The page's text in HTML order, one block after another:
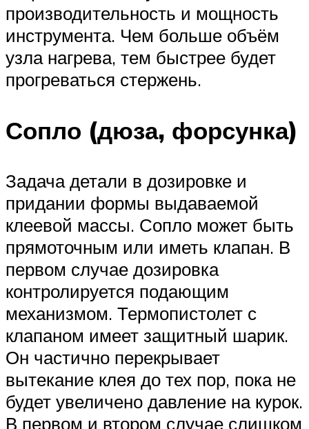
производительность и мощность
инструмента. Чем больше объём
узла нагрева, тем быстрее будет
прогреваться стержень.
Сопло (дюза, форсунка)
Задача детали в дозировке и
придании формы выдаваемой
клеевой массы. Сопло может быть
прямоточным или иметь клапан. В
первом случае дозировка
контролируется подающим
механизмом. Термопистолет с
клапаном имеет защитный шарик.
Он частично перекрывает
вытекание клея до тех пор, пока не
будет увеличено давление на курок.
В первом и втором случае слишком